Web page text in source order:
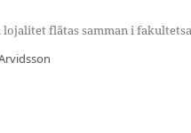
flätas samman i